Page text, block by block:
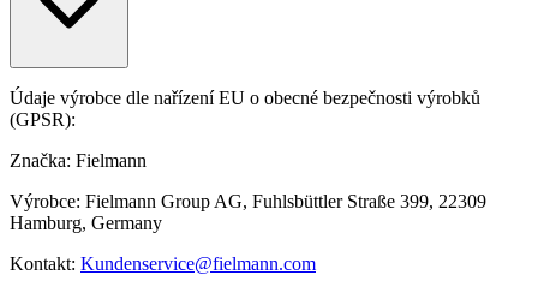
Údaje výrobce dle nařízení EU o obecné bezpečnosti výrobků
(GPSR):
Značka: Fielmann
Výrobce: Fielmann Group AG, Fuhlsbüttler Straße 399, 22309
Hamburg, Germany
Kontakt: Kundenservice@fielmann.com